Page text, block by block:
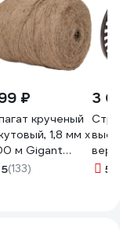
₽
крученый
1,8 мм x
м Gigant
31
5(133)
3
5